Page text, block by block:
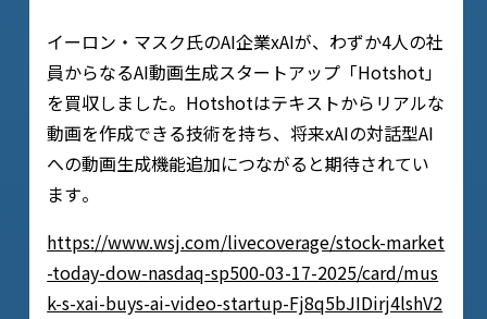
イーロン・マスク氏のAI企業xAIが、わずか4人の社
員からなるAI動画生成スタートアップ「Hotshot」
を買収しました。Hotshotはテキストからリアルな
動画を作成できる技術を持ち、将来xAIの対話型AI
への動画生成機能追加につながると期待されてい
ます​。
https://www.wsj.com/livecoverage/stock-market
-today-dow-nasdaq-sp500-03-17-2025/card/mus
k-s-xai-buys-ai-video-startup-Fj8q5bJIDirj4lshV2